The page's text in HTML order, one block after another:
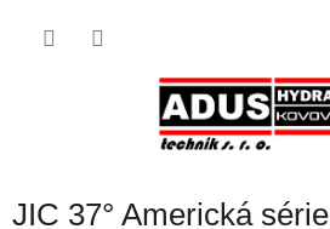
JIC 37° Americká série